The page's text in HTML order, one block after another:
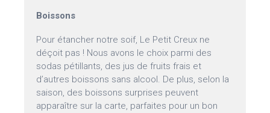
Boissons
Pour étancher notre soif, Le Petit Creux ne
déçoit pas ! Nous avons le choix parmi des
sodas pétillants, des jus de fruits frais et
d’autres boissons sans alcool. De plus, selon la
saison, des boissons surprises peuvent
apparaître sur la carte, parfaites pour un bon